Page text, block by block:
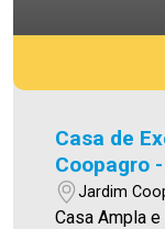
Casa de
Coopagro
Jardim
Casa Ampla